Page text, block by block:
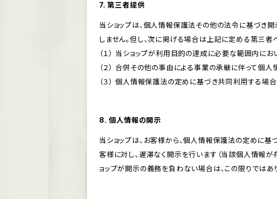
7. 第三者提供
当ショップは、個人情報保護法その他の法令に基づき
しません。但し、次に掲げる場合は上記に定める第三者
（１） 当ショップが利用目的の達成に必要な範囲内
（２） 合併その他の事由による事業の承継に伴って個
（３） 個人情報保護法の定めに基づき共同利用する場合
8. 個人情報の開示
当ショップは、お客様から、個人情報保護法の定めに
客様に対し、遅滞なく開示を行います（当該個人情報が
ョップが開示の義務を負わない場合は、この限りではあ